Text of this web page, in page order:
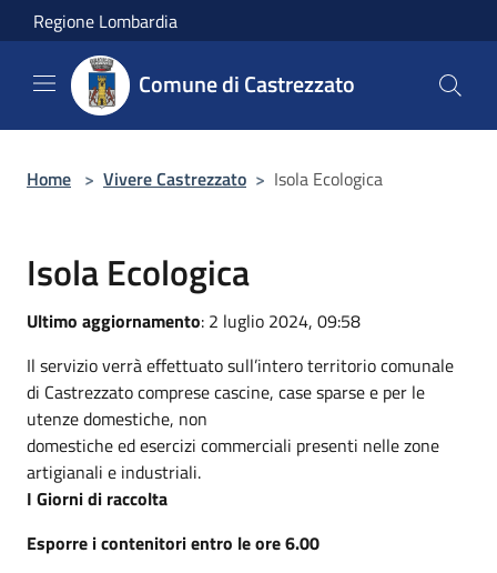
Salta al contenuto principale
Regione Lombardia
Comune di Castrezzato
Home > Vivere Castrezzato > Isola Ecologica
Isola Ecologica
Ultimo aggiornamento: 2 luglio 2024, 09:58
Il servizio verrà effettuato sull’intero territorio comunale
di Castrezzato comprese cascine, case sparse e per le
utenze domestiche, non
domestiche ed esercizi commerciali presenti nelle zone
artigianali e industriali.
I Giorni di raccolta
Esporre i contenitori entro le ore 6.00